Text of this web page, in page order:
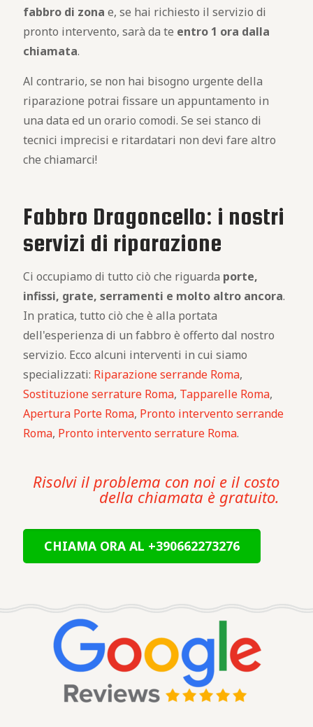
fabbro di zona e, se hai richiesto il servizio di
pronto intervento, sarà da te entro 1 ora dalla
chiamata.
Al contrario, se non hai bisogno urgente della
riparazione potrai fissare un appuntamento in
una data ed un orario comodi. Se sei stanco di
tecnici imprecisi e ritardatari non devi fare altro
che chiamarci!
Fabbro Dragoncello: i nostri
servizi di riparazione
Ci occupiamo di tutto ciò che riguarda porte,
infissi, grate, serramenti e molto altro ancora.
In pratica, tutto ciò che è alla portata
dell'esperienza di un fabbro è offerto dal nostro
servizio. Ecco alcuni interventi in cui siamo
specializzati: Riparazione serrande Roma,
Sostituzione serrature Roma, Tapparelle Roma,
Apertura Porte Roma, Pronto intervento serrande
Roma, Pronto intervento serrature Roma.
Risolvi il problema con noi e il costo
della chiamata è gratuito.
CHIAMA ORA AL +390662273276